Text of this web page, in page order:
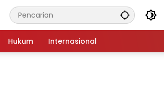
Hukum Internasional